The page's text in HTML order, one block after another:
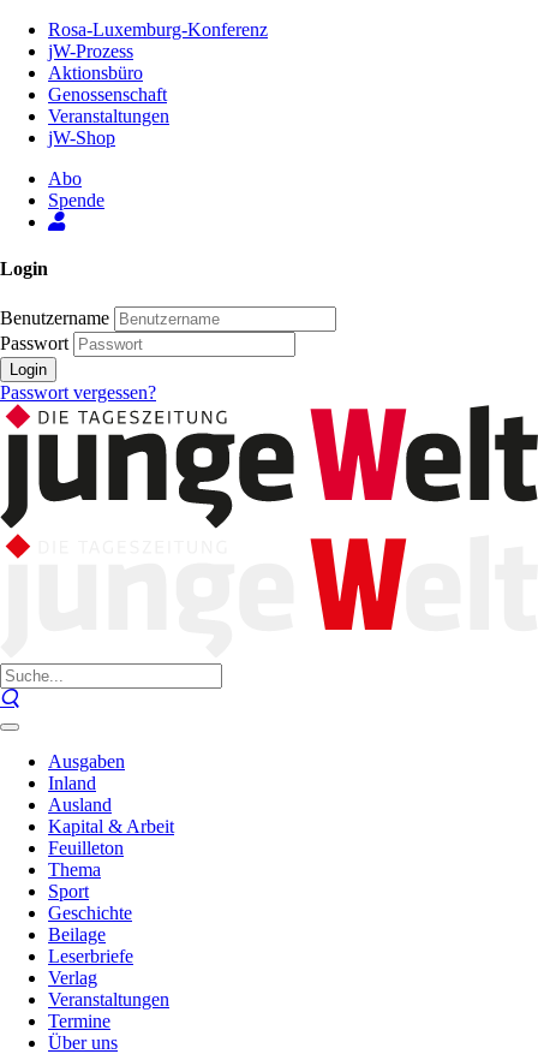
Inhalt
Seite
Rosa-Luxemburg-Konferenz
jW-Prozess
Aktionsbüro
Genossenschaft
Veranstaltungen
jW-Shop
Abo
Spende
Login
Benutzername
Passwort
Login
Passwort vergessen?
Ausgaben
Inland
Ausland
Kapital & Arbeit
Feuilleton
Thema
Sport
Geschichte
Beilage
Leserbriefe
Verlag
Veranstaltungen
Termine
Über uns